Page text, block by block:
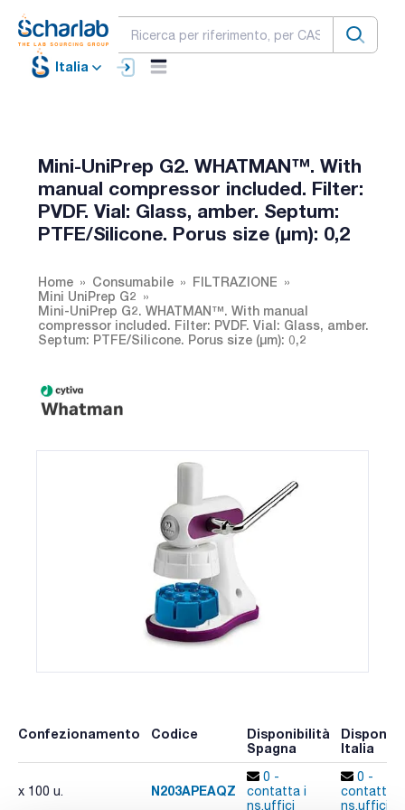
Italia
Mini-UniPrep G2. WHATMAN™. With
manual compressor included. Filter:
PVDF. Vial: Glass, amber. Septum:
PTFE/Silicone. Porus size (µm): 0,2
Home Consumabile
FILTRAZIONE
Mini UniPrep G2
Mini-UniPrep G2. WHATMAN™. With manual
compressor included. Filter: PVDF. Vial: Glass, amber.
Septum: PTFE/Silicone. Porus size (µm): 0,2
Confezionamento Codice
Disponibilità
Spagna
Italia
x 100 u. N203APEAQZ
0 -
contatta i
ns.uffici
0 -
contatta i
ns.uffici